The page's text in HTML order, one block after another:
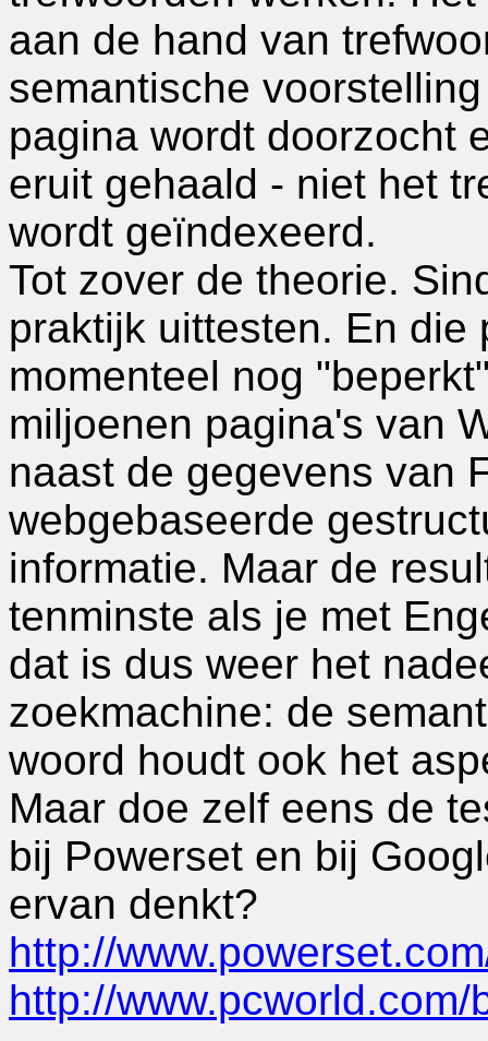
aan de hand van
semantische
pagina wordt doorzocht
eruit gehaald - niet het
wordt geïndexeerd.
Tot zover de theorie.
praktijk uittesten. En
momenteel nog
miljoenen pagina's van
naast de gegevens van
webgebaseerde
informatie. Maar de
tenminste als je met
dat is dus weer het
zoekmachine: de
woord houdt ook het
Maar doe zelf eens de
bij Powerset en bij
ervan denkt?
http://
http://